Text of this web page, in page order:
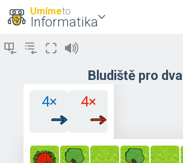
Umímeto
Informatika
Bludiště pro dva
4× 4×